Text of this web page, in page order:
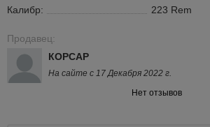
Калибр:
223 Rem
Продавец:
КОРСАР
На сайте с 17 Декабря 2022 г.
Нет отзывов